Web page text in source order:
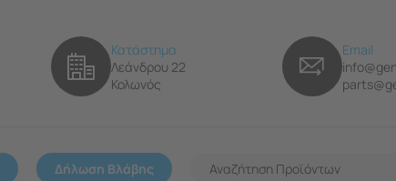
Κατάστημα
Λεάνδρου 22
Κολωνός
Email
Δήλωση Βλάβης